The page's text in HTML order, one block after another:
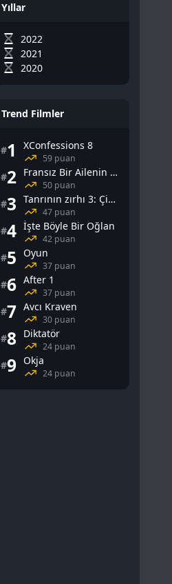
Yıllar
2022
2021
2020
Trend Filmler
#1 XConfessions 8
59 puan
#2 Fransız Bir Ailenin Cinsel Yaşamı
50 puan
#3 Tanrının zırhı 3: Çin Falı
47 puan
#4 İşte Böyle Bir Oğlan
42 puan
#5 Oyun
37 puan
#6 After 1
37 puan
#7 Avcı Kraven
30 puan
#8 Diktatör
24 puan
#9 Okja
24 puan